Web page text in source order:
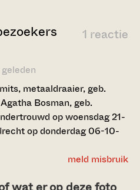
1 reactie
metaaldraaier, geb.
Bosman, geb.
op woensdag 21-
op donderdag 06-10-
meld misbruik